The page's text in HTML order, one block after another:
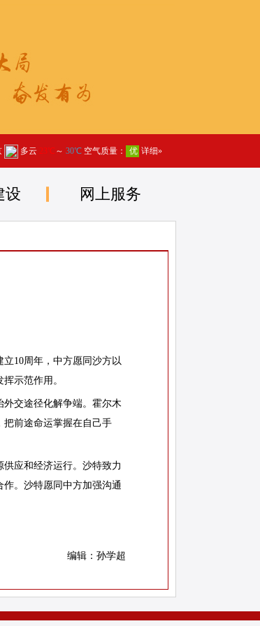
设 网上服务
10周年，中方愿同沙方以
示范作用。
交途径化解争端。霍尔木
把前途命运掌握在自己手
应和经济运行。沙特致力
。沙特愿同中方加强沟通
编辑：孙学超